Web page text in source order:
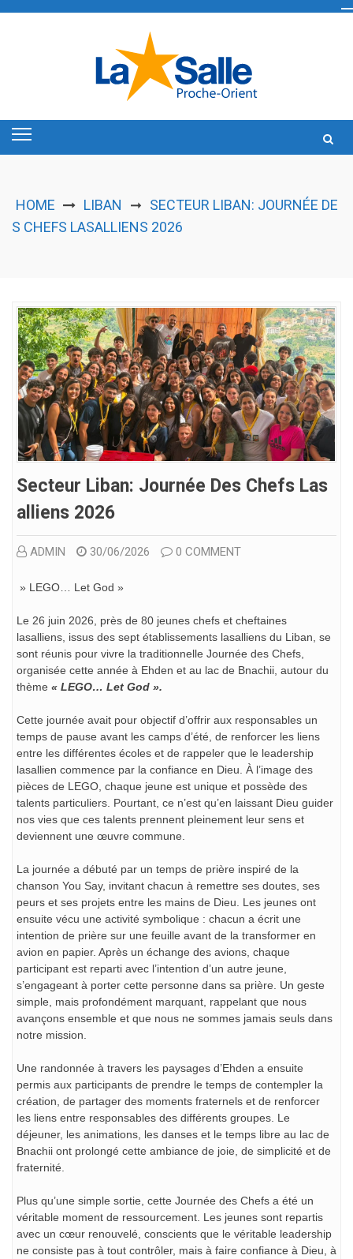
HOME LIBAN ➞ SECTEUR LIBAN: JOURNÉE DE
S CHEFS LASALLIENS 2026
Secteur Liban: Journée Des Chefs Las
Alliens 2026
ADMIN 30/06/2026 0 COMMENT
» LEGO… Let God »
Le 26 juin 2026, près de 80 jeunes chefs et cheftaines
lasalliens, issus des sept établissements lasalliens du Liban, se
sont réunis pour vivre la traditionnelle Journée des Chefs,
organisée cette année à Ehden et au lac de Bnachii, autour du
thème « LEGO… Let God ».
Cette journée avait pour objectif d’offrir aux responsables un
temps de pause avant les camps d’été, de renforcer les liens
entre les différentes écoles et de rappeler que le leadership
lasallien commence par la confiance en Dieu. À l’image des
pièces de LEGO, chaque jeune est unique et possède des
talents particuliers. Pourtant, ce n’est qu’en laissant Dieu guider
nos vies que ces talents prennent pleinement leur sens et
deviennent une œuvre commune.
La journée a débuté par un temps de prière inspiré de la
chanson You Say, invitant chacun à remettre ses doutes, ses
peurs et ses projets entre les mains de Dieu. Les jeunes ont
ensuite vécu une activité symbolique : chacun a écrit une
intention de prière sur une feuille avant de la transformer en
avion en papier. Après un échange des avions, chaque
participant est reparti avec l’intention d’un autre jeune,
s’engageant à porter cette personne dans sa prière. Un geste
simple, mais profondément marquant, rappelant que nous
avançons ensemble et que nous ne sommes jamais seuls dans
notre mission.
Une randonnée à travers les paysages d’Ehden a ensuite
permis aux participants de prendre le temps de contempler la
création, de partager des moments fraternels et de renforcer
les liens entre responsables des différents groupes. Le
déjeuner, les animations, les danses et le temps libre au lac de
Bnachii ont prolongé cette ambiance de joie, de simplicité et de
fraternité.
Plus qu’une simple sortie, cette Journée des Chefs a été un
véritable moment de ressourcement. Les jeunes sont repartis
avec un cœur renouvelé, conscients que le véritable leadership
ne consiste pas à tout contrôler, mais à faire confiance à Dieu, à